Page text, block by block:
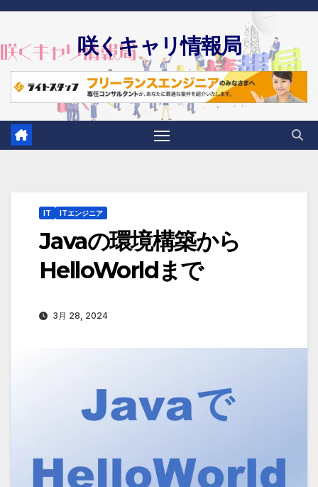
Skip
content
咲くキャリ情報局
IT ITエンジニア
Javaの環境構築から
HelloWorldまで
3月 28, 2024